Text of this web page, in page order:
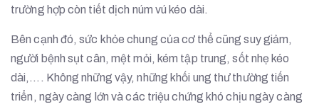
trường hợp còn tiết dịch núm vú kéo dài.
Bên cạnh đó, sức khỏe chung của cơ thể cũng suy giảm,
người bệnh sụt cân, mệt mỏi, kém tập trung, sốt nhẹ kéo
dài,…. Không những vậy, những khối ung thư thường tiến
triển, ngày càng lớn và các triệu chứng khó chịu ngày càng